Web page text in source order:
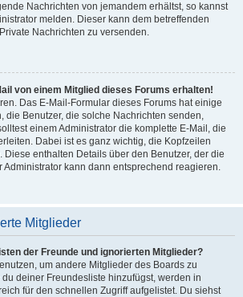
Nachrichten von jemandem erhältst, so kannst
melden. Dieser kann dem betreffenden
Nachrichten zu versenden.
von einem Mitglied dieses Forums erhalten!
Das E-Mail-Formular dieses Forums hat einige
die Benutzer, die solche Nachrichten senden,
einem Administrator die komplette E-Mail, die
Dabei ist es ganz wichtig, die Kopfzeilen
Diese enthalten Details über den Benutzer, der die
Administrator kann dann entsprechend reagieren.
Mitglieder
der Freunde und ignorierten Mitglieder?
um andere Mitglieder des Boards zu
deiner Freundesliste hinzufügst, werden in
für den schnellen Zugriff aufgelistet. Du siehst